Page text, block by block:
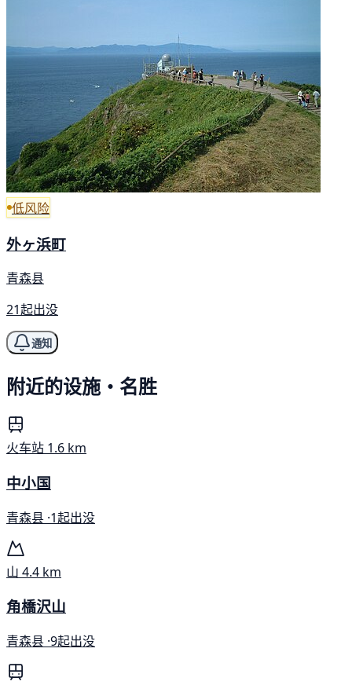
低风险
外ヶ浜町
青森县
21起出没
通知
附近的设施・名胜
火车站 1.6 km
中小国
青森县 ·1起出没
山 4.4 km
角橋沢山
青森县 ·9起出没